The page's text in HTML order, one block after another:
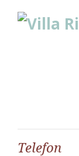
Telefon